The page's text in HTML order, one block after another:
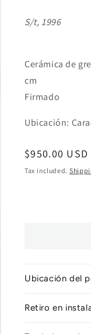
S/t, 1996
Cerámica de
cm
Firmado
Ubicación:
Regular
price
$950.00 USD
Tax included.
Ubicación del
Retiro en